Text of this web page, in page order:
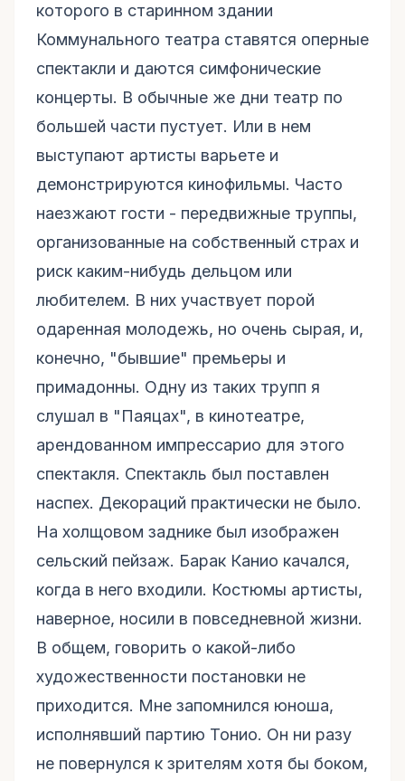
которого в старинном здании
Коммунального театра ставятся оперные
спектакли и даются симфонические
концерты. В обычные же дни театр по
большей части пустует. Или в нем
выступают артисты варьете и
демонстрируются кинофильмы. Часто
наезжают гости - передвижные труппы,
организованные на собственный страх и
риск каким-нибудь дельцом или
любителем. В них участвует порой
одаренная молодежь, но очень сырая, и,
конечно, "бывшие" премьеры и
примадонны. Одну из таких трупп я
слушал в "Паяцах", в кинотеатре,
арендованном импрессарио для этого
спектакля. Спектакль был поставлен
наспех. Декораций практически не было.
На холщовом заднике был изображен
сельский пейзаж. Барак Канио качался,
когда в него входили. Костюмы артисты,
наверное, носили в повседневной жизни.
В общем, говорить о какой-либо
художественности постановки не
приходится. Мне запомнился юноша,
исполнявший партию Тонио. Он ни разу
не повернулся к зрителям хотя бы боком,